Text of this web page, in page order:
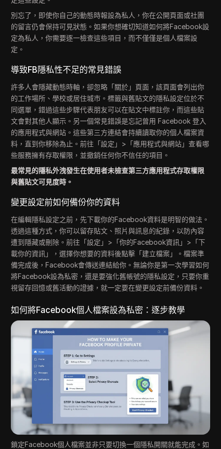
別忘了，即使你自己的動態時報設為私人，你在公開頁面或社團
的留言仍會保持可見狀態。如果你想確切知道如何將Facebook設
定為私人，你需要逐一檢查這些項目，而不僅僅是個人檔案設
定。
導致FB隱私性不足的常見錯誤
許多人會隱藏動態時軸，卻忽略「關於」頁面，該頁面會列出你
的工作場所、學校或居住城市。標籤與舊貼文的隱私設定位於不
同選單，錯過這些步驟代表朋友可以在貼文中標註你，而這些貼
文會對其他人顯示。另一個常見錯誤是忘記曾用 Facebook 登入
的應用程式與網站。這些第三方連結會持續讀取你的個人檔案資
料，直到你移除為止。前往「設定」>「應用程式與網站」查看哪
些服務擁有存取權限，並撤銷任何你不信任的項目。
最常見的隱私外洩發生在使用者未檢查第三方應用程式存取權限
與舊貼文可見度時。
變更設定前如何備份你的資料
在編輯隱私設定之前，先下載你的Facebook資料是明智的做法。
透過這種方式，你可以留存貼文、照片與訊息的紀錄，以防內容
遭到隱藏或刪除。前往「設定」>「你的Facebook資訊」>「下
載你的資訊」，選擇你想要的資料後點擊「建立檔案」。檔案準
備完成後，Facebook會傳送連結給你。無論你是第一次學習如何
將Facebook設為私密，還是要強化舊帳號的隱私設定，只要你重
視留存回憶或舊活動的證據，就一定要在變更設定前備份資料。
如何將Facebook個人檔案設為私密：逐步教學
鎖定Facebook個人檔案並非只要切換一個隱私開關就能完成。如